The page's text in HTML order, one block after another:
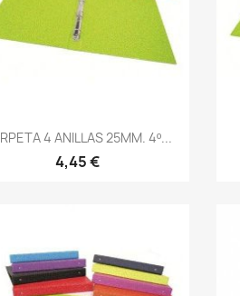
Vista rápida
4 ANILLAS 25MM. 4º...
4,45 €